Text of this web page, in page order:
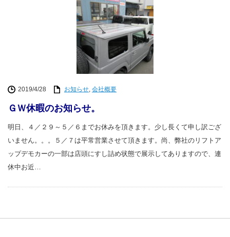
2019/4/28 お知らせ, 会社概要
ＧＷ休暇のお知らせ。
明日、４／２９～５／６までお休みを頂きます。少し長くて申し訳ござ
いません。。。５／７は平常営業させて頂きます。尚、弊社のリフトア
ップデモカーの一部は店頭にすし詰め状態で展示してありますので、連
休中お近…